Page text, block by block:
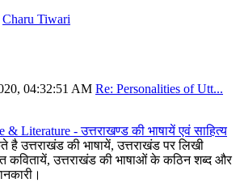
Charu Tiwari
04:32:51 AM Re: Personalities of Utt...
Literature - उत्तराखण्ड की भाषायें एवं साहित्य
उत्तराखंड की भाषायें, उत्तराखंड पर लिखी
कवितायें, उत्तराखंड की भाषाओं के कठिन शब्द और